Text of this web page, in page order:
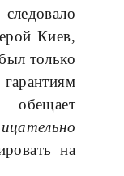
Киев,
только
обещает
на